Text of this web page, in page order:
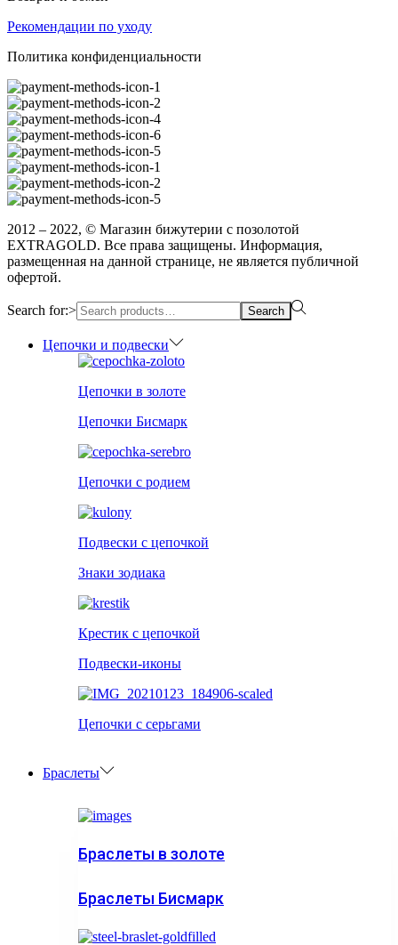
Рекомендации по уходу
Политика конфиденциальности
2012 – 2022, © Магазин бижутерии с позолотой
EXTRAGOLD. Все права защищены. Информация,
размещенная на данной странице, не является публичной
офертой.
Search for:> Search
Цепочки и подвески
Цепочки в золоте
Цепочки Бисмарк
Цепочки с родием
Подвески с цепочкой
Знаки зодиака
Крестик с цепочкой
Подвески-иконы
Цепочки с серьгами
Браслеты
Браслеты в золоте
Браслеты Бисмарк